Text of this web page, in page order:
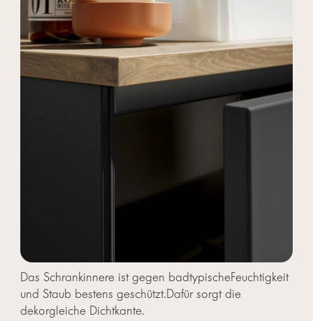
Das Schrankinnere ist gegen badtypischeFeuchtigkeit
und Staub bestens geschützt.Dafür sorgt die
dekorgleiche Dichtkante.